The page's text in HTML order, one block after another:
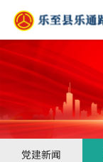
党建新闻